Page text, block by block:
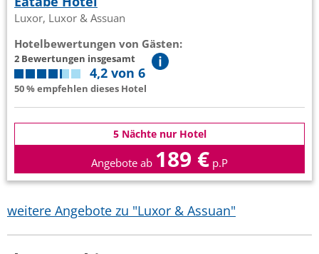
Luxor, Luxor & Assuan
Hotelbewertungen von Gästen:
2 Bewertungen insgesamt
4,2 von 6
50 % empfehlen dieses Hotel
5 Nächte nur Hotel
Angebote ab 189 € p.P
weitere Angebote zu "Luxor & Assuan"